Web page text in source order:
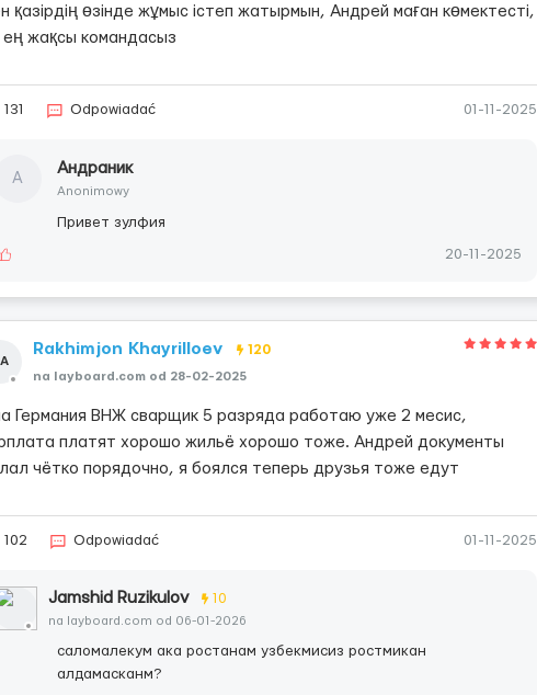
қазірдің өзінде жұмыс істеп жатырмын, Андрей маған көмектесті,
ең жақсы командасыз
131 Odpowiadać 01-11-2025
А
Андраник
Anonimowy
Привет зулфия
20-11-2025
Rakhimjon Khayrilloev 120
na layboard.com od 28-02-2025
Германия ВНЖ сварщик 5 разряда работаю уже 2 месис,
платят хорошо жильё хорошо тоже. Андрей документы
чётко порядочно, я боялся теперь друзья тоже едут
102 Odpowiadać 01-11-2025
Jamshid Ruzikulov 10
na layboard.com od 06-01-2026
саломалекум ака ростанам узбекмисиз ростмикан
алдамасканм?